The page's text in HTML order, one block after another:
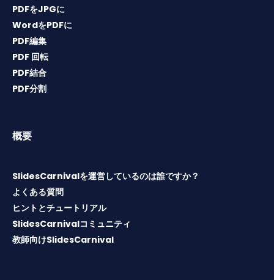
PDFをJPGに
WordをPDFに
PDF編集
PDF 回転
PDF結合
PDF分割
概要
SlidesCarnivalを運営しているのは誰ですか？
よくある質問
ヒントとチュートリアル
SlidesCarnivalコミュニティ
教師向けSlidesCarnival